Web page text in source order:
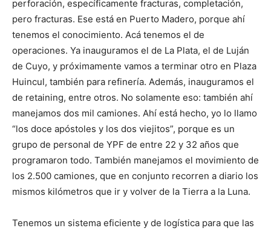
perforación, específicamente fracturas, completación,
pero fracturas. Ese está en Puerto Madero, porque ahí
tenemos el conocimiento. Acá tenemos el de
operaciones. Ya inauguramos el de La Plata, el de Luján
de Cuyo, y próximamente vamos a terminar otro en Plaza
Huincul, también para refinería. Además, inauguramos el
de retaining, entre otros. No solamente eso: también ahí
manejamos dos mil camiones. Ahí está hecho, yo lo llamo
“los doce apóstoles y los dos viejitos”, porque es un
grupo de personal de YPF de entre 22 y 32 años que
programaron todo. También manejamos el movimiento de
los 2.500 camiones, que en conjunto recorren a diario los
mismos kilómetros que ir y volver de la Tierra a la Luna.
Tenemos un sistema eficiente y de logística para que las